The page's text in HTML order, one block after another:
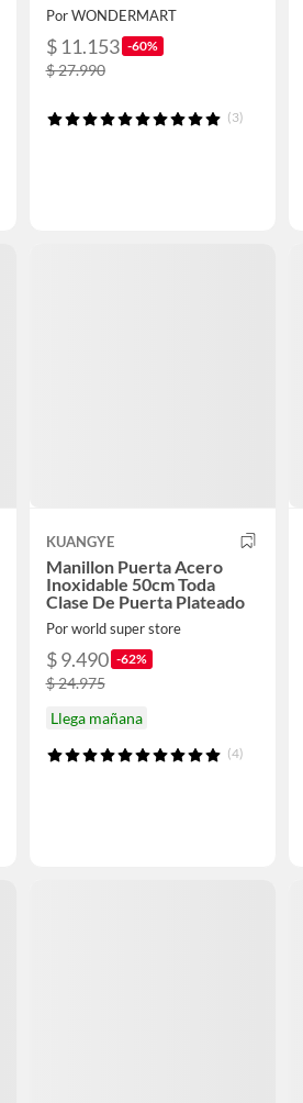
Por WONDERMART
$ 11.153 -60%
$ 27.990
(3)
KUANGYE
Manillon Puerta Acero
Inoxidable 50cm Toda
Clase De Puerta Plateado
Por world super store
$ 9.490 -62%
$ 24.975
Llega mañana
(4)